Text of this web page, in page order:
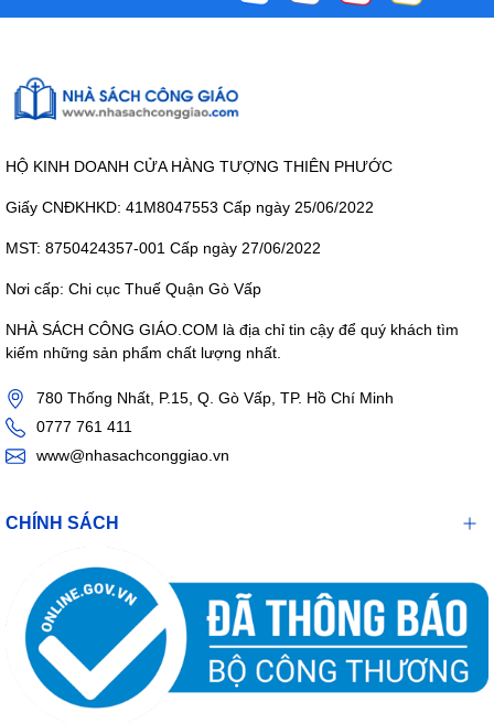
HỘ KINH DOANH CỬA HÀNG TƯỢNG THIÊN PHƯỚC
Giấy CNĐKHKD: 41M8047553 Cấp ngày 25/06/2022
MST: 8750424357-001 Cấp ngày 27/06/2022
Nơi cấp: Chi cục Thuế Quận Gò Vấp
NHÀ SÁCH CÔNG GIÁO.COM là địa chỉ tin cậy để quý khách tìm
kiếm những sản phẩm chất lượng nhất.
780 Thống Nhất, P.15, Q. Gò Vấp, TP. Hồ Chí Minh
0777 761 411
www@nhasachconggiao.vn
CHÍNH SÁCH